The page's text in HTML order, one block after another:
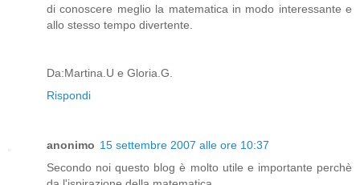
di conoscere meglio la matematica in modo interessante e
allo stesso tempo divertente.
Da:Martina.U e Gloria.G.
Rispondi
anonimo 15 settembre 2007 alle ore 10:37
Secondo noi questo blog è molto utile e importante perchè